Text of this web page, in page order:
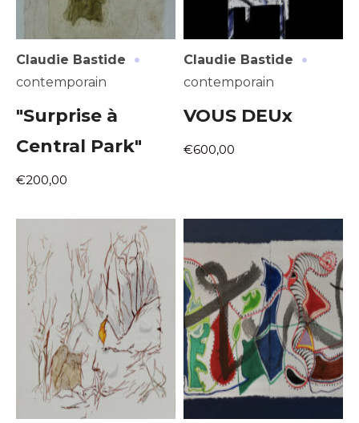
Claudie Bastide ·
contemporain
"Surprise à
Central Park"
€200,00
Claudie Bastide ·
contemporain
VOUS DEUx
€600,00